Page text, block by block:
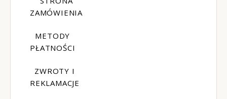
ZAMÓWIENIA
METODY
PŁATNOŚCI
ZWROTY I
REKLAMACJE